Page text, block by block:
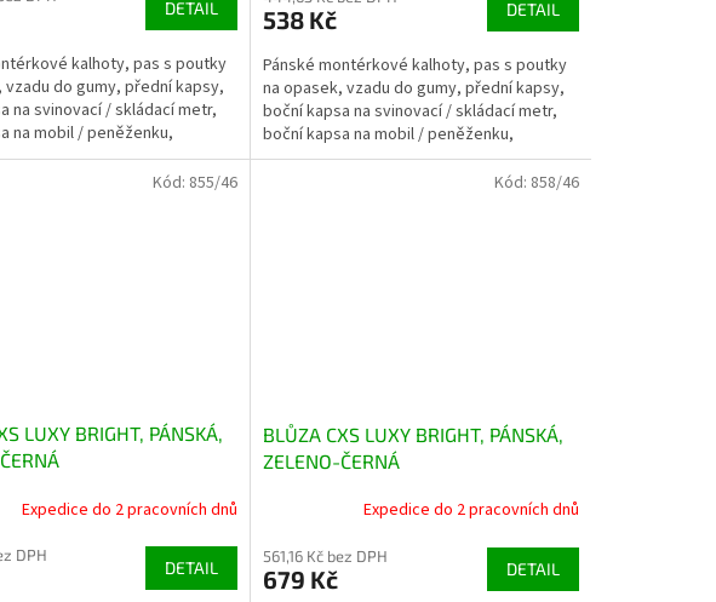
DETAIL
kalhoty, pas s poutky
vzadu do gumy, přední kapsy,
na svinovací / skládací metr,
na mobil / peněženku,
538 Kč DETAIL
Pánské montérkové kalhoty, pas s poutky
na opasek, vzadu do gumy, přední kapsy,
boční kapsa na svinovací / skládací metr,
boční kapsa na mobil / peněženku,
zdvojená kolena,...
LUXY BRIGHT, PÁNSKÁ,
Expedice do 2 pracovních dnů
DPH
DETAIL
Kód: 855/46
BLŮZA CXS LUXY BRIGHT, PÁNSKÁ,
ZELENO-ČERNÁ
Expedice do 2 pracovních dnů
561,16 Kč bez DPH
679 Kč DETAIL
Kód: 858/46